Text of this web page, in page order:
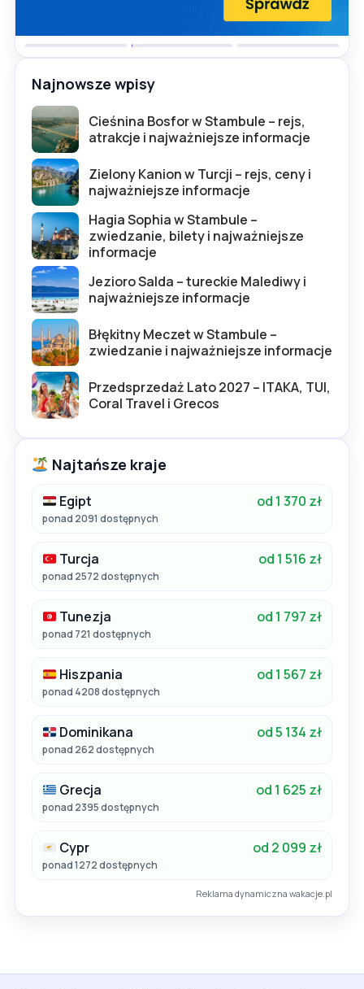
Najnowsze wpisy
Cieśnina Bosfor w Stambule – rejs,
atrakcje i najważniejsze informacje
Zielony Kanion w Turcji – rejs, ceny i
najważniejsze informacje
Hagia Sophia w Stambule –
zwiedzanie, bilety i najważniejsze
informacje
Jezioro Salda – tureckie Malediwy i
najważniejsze informacje
Błękitny Meczet w Stambule –
zwiedzanie i najważniejsze informacje
Przedsprzedaż Lato 2027 – ITAKA, TUI,
Coral Travel i Grecos
Najtańsze kraje
Egipt od 1 370 zł
ponad 2091 dostępnych
Turcja od 1 516 zł
ponad 2572 dostępnych
Tunezja od 1 797 zł
ponad 721 dostępnych
Hiszpania od 1 567 zł
ponad 4208 dostępnych
Dominikana od 5 134 zł
ponad 262 dostępnych
Grecja od 1 625 zł
ponad 2395 dostępnych
Cypr od 2 099 zł
ponad 1272 dostępnych
Reklama dynamiczna wakacje.pl